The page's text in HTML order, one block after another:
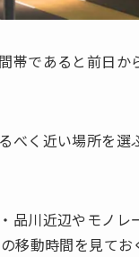
帯であると前日
べく近い場所を
品川近辺やモノ
移動時間を見て